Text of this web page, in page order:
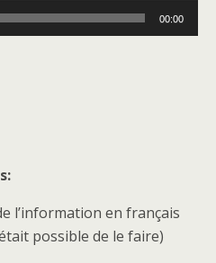
00:00
l’information en français
possible de le faire)